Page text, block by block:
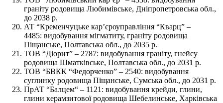
граніту родовища Любимівське, Дніпропетровська обл.,
до 2038 р.
АТ “Кременчуцьке кар’єроуправління “Кварц” –
4485: видобування мігматиту, граніту родовища
Піщанське, Полтавська обл., до 2035 р.
ТОВ “Діорит” – 2787: видобування граніту, гнейсу
родовища Шматківське, Полтавська обл., до 2031 р.
ТОВ “БВКК “Федорченко” – 2540: видобування
суглинку родовища Піщанське, Сумська обл., до 2031 р.
ПрАТ “Балцем“ – 1121: видобування крейди, глини,
глини керамзитової родовища Шебелинське, Харківська